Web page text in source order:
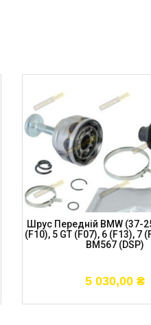
Шрус Передній BMW (37-
(F10), 5 GT (F07), 6 (F13), 7
BM567 (DSP)
5 030,00 ₴